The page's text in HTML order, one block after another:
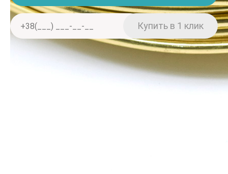
Доставка. Минимальная сумма заказа 150 грн